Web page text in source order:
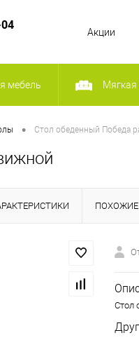
Акции
мебель Мягкая
• Стол обеденный Победа
Стол